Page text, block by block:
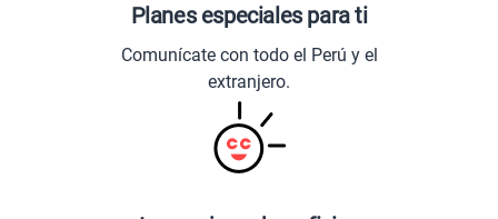
Planes especiales para ti
Comunícate con todo el Perú y el
extranjero.